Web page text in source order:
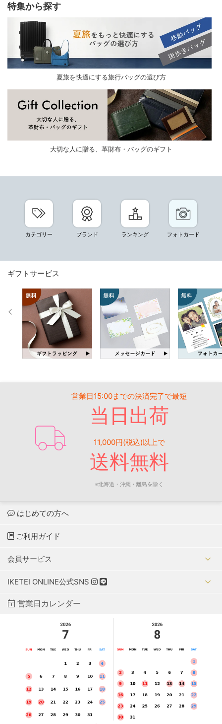
特集から探す
夏旅を快適にする旅行バッグの選び方
大切な人に贈る、革財布・バッグのギフト
カテゴリー ブランド ランキング フォトカード
ギフトサービス
営業日15:00までの決済完了で最短
当日出荷
11,000円(税込)以上で
送料無料
※北海道・沖縄・離島を除く
はじめての方へ
ご利用ガイド
会員サービス
IKETEI ONLINE公式SNS
営業日カレンダー